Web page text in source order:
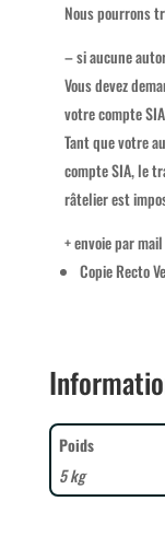
Nous pourrons
– si aucune
Vous devez
votre compte
Tant que votre
compte SIA, le
râtelier est
+ envoie par
Copie Recto
Poids
5 kg